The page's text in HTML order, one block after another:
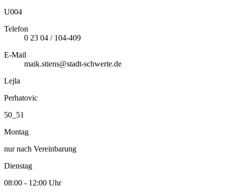
U004
Telefon
0 23 04 / 104-409
E-Mail
maik.stiens@stadt-schwerte.de
Lejla
Perhatovic
50_51
Montag
nur nach Vereinbarung
Dienstag
08:00 - 12:00 Uhr